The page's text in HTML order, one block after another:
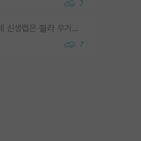
7
신생랩 1기 출신인데 신생랩은 줠라 무거운 바벨 같은거임. 들면 대박인데 못들면 깔려 죽음. 아무도 알려주지 않는 환경에서 자생해야하지만, 일단 살아남았다면 그 어떤 사람보다 악착같고 생존력 높은 사람으로 거듭날 수 있음
7